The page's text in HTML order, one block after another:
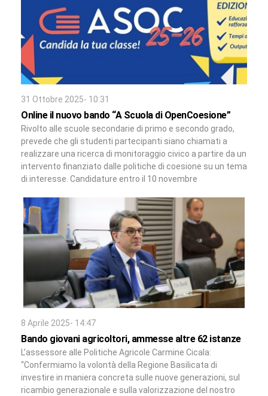
31 Ottobre 2025- 10:31
Online il nuovo bando “A Scuola di OpenCoesione”
Rivolto alle scuole secondarie di primo e secondo grado,
prevede che gli studenti partecipanti siano chiamati a
realizzare una ricerca di monitoraggio civico a partire da un
intervento finanziato dalle politiche di coesione su un tema
di interesse. Candidature entro il 10 novembre
8 Aprile 2025- 14:47
Bando giovani agricoltori, ammesse altre 62 istanze
L’assessore alle Politiche Agricole Carmine Cicala:
“Confermiamo la volontà della Regione Basilicata di
investire in maniera concreta sulle nuove generazioni, sul
ricambio generazionale e sulla valorizzazione del nostro